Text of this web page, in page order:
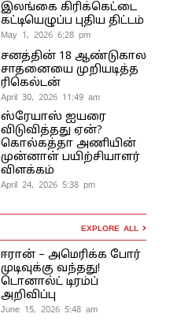
இலங்கை கிரிக்கெட்டை
கட்டியெழுப்ப புதிய திட்டம்
May 1, 2026 6:28 pm
சனத்தின் 18 ஆண்டுகால
சாதனையை முறியடித்த
ரிகெல்டன்
April 30, 2026 11:49 am
ஸ்ரேயாஸ் ஐயரை
விடுவித்தது ஏன்?
கொல்கத்தா அணியின்
முன்னாள் பயிற்சியாளர்
விளக்கம்
April 24, 2026 5:38 pm
EXPLORE ALL
ஈரான் – அமெரிக்க போர்
முடிவுக்கு வந்தது!
டொனால்ட் டிரம்ப்
அறிவிப்பு
June 15, 2026 5:48 am